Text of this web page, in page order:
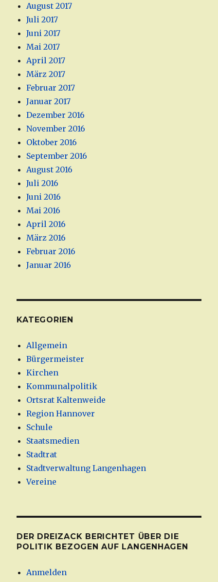
August 2017
Juli 2017
Juni 2017
Mai 2017
April 2017
März 2017
Februar 2017
Januar 2017
Dezember 2016
November 2016
Oktober 2016
September 2016
August 2016
Juli 2016
Juni 2016
Mai 2016
April 2016
März 2016
Februar 2016
Januar 2016
KATEGORIEN
Allgemein
Bürgermeister
Kirchen
Kommunalpolitik
Ortsrat Kaltenweide
Region Hannover
Schule
Staatsmedien
Stadtrat
Stadtverwaltung Langenhagen
Vereine
DER DREIZACK BERICHTET ÜBER DIE
POLITIK BEZOGEN AUF LANGENHAGEN
Anmelden